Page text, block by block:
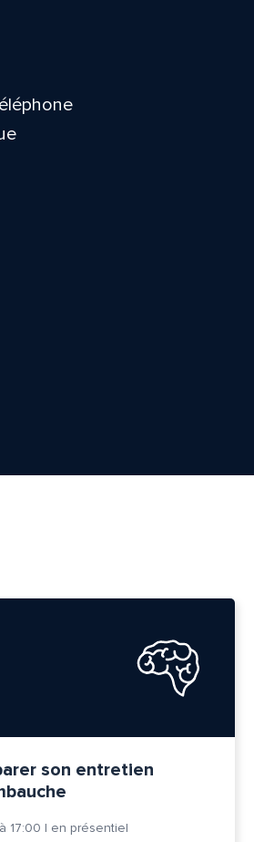
son entretien
à 17:00 | en présentiel